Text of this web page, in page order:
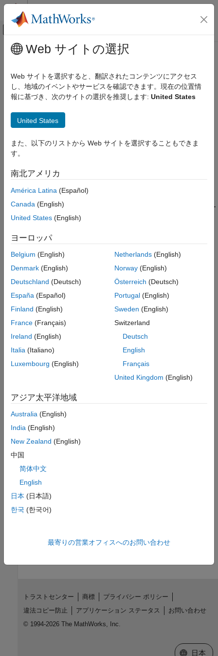
コンテンツへスキップ
オフキャンバス ナビゲーション メ
ドキュメンテーションのホーム
MATLAB Coder
コード生成
コード生成の構成
言語
項目一覧
依存関係
プロパティ
プログラムでの使用
バージョン履歴
メインコンテンツ
言語
生成されたコードで使用する言語
アプリ構成ペイン:
構成オブジェクト: coder.MexCodeConfig|coder.CodeConfig
coder.EmbeddedCodeConfig
生成されたコードで使用する言語。
します。
GPU Coder™ を使用する場合、
はコード ジェネレー
ターで常に C++に設定されます。
依存関係
DeepLearningConfig を設定すると、codegen でTargetLang
C++に設定されます。
C
C 言語を指定します。
C++ 言語を指定します。
値: 'C' |'C++'
既定の設定:
バージョン履歴
R2011a で導入
参考
coder.MexCodeConfig
coder.EmbeddedCodeConfig
Web サイトの選択
Web サイトを選択すると、翻訳されたコンテンツにアクセス
し、地域のイベントやサービスを確認できます。現在の位置情
報に基づき、次のサイトの選択を推奨します: United States
United States
また、以下のリストから Web サイトを選択することもできま
す。
南北アメリカ
América Latina (Español)
Canada (English)
United States (English)
ヨーロッパ
Belgium (English)
Denmark (English)
Deutschland (Deutsch)
España (Español)
Finland (English)
France (Français)
Ireland (English)
Italia (Italiano)
Luxembourg (English)
Netherlands(English)
Norway(English)
Österreich (Deutsch)
Portugal(English)
Sweden (English)
Switzerland
Deutsch
English
Français
United Kingdom (English)
アジア太平洋地域
Australia (English)
India (English)
New Zealand (English)
中国
简体中文
English
日本 (日本語)
한국 (한국어)
最寄りの営業オフィスへのお問い合わせ
トラストセンター 商標
プライバシー ポリシー
違法コピー防止
アプリケーション ステータス
お問い合わせ
© 1994-2026 The MathWorks, Inc.
Web サイ
日本